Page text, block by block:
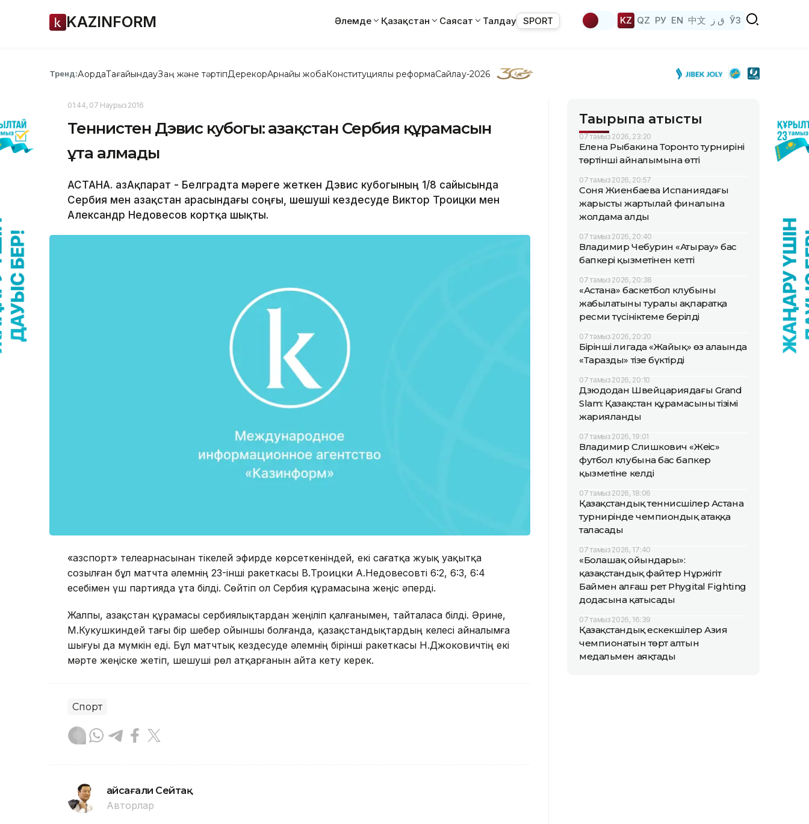
KAZINFORM Әлемде Қазақстан Саясат Талдау SPORT KZ QZ РУ EN 中文 ق ز ЎЗ
Тренд:АқордаТағайындауЗаң және тәртіпДерекқорАрнайы жобаКонституциялық реформаСайлау-2026
01:44, 07 Наурыз 2016
Теннистен Дэвис кубогы: Қазақстан Сербия құрамасын
ұта алмады
АСТАНА. ҚазАқпарат - Белградта мәреге жеткен Дэвис кубогының 1/8 сайысында
Сербия мен Қазақстан арасындағы соңғы, шешуші кездесуде Виктор Троицки мен
Александр Недовесов кортқа шықты.
«Қазспорт» телеарнасынан тікелей эфирде көрсеткеніндей, екі сағатқа жуық уақытқа
созылған бұл матчта әлемнің 23-інші ракеткасы В.Троицки А.Недовесовті 6:2, 6:3, 6:4
есебімен үш партияда ұта білді. Сөйтіп ол Сербия құрамасына жеңіс әперді.
Жалпы, Қазақстан құрамасы сербиялықтардан жеңіліп қалғанымен, тайталаса білді. Әрине,
М.Кукушкиндей тағы бір шебер ойыншы болғанда, қазақстандықтардың келесі айналымға
шығуы да мүмкін еді. Бұл матчтық кездесуде әлемнің бірінші ракеткасы Н.Джоковичтің екі
мәрте жеңіске жетіп, шешуші рөл атқарғанын айта кету керек.
Спорт
Ғайсағали Сейтақ
Авторлар
Тақырыпқа қатысты
07 тамыз 2026, 23:20
Елена Рыбакина Торонто турнирінің
төртінші айналымына өтті
07 тамыз 2026, 20:57
Соня Жиенбаева Испаниядағы
жарыстың жартылай финалына
жолдама алды
07 тамыз 2026, 20:40
Владимир Чебурин «Атырау» бас
бапкері қызметінен кетті
07 тамыз 2026, 20:38
«Астана» баскетбол клубының
жабылатыны туралы ақпаратқа
ресми түсініктеме берілді
07 тамыз 2026, 20:20
Бірінші лигада «Жайық» өз алаңында
«Таразды» тізе бүктірді
07 тамыз 2026, 20:10
Дзюдодан Швейцариядағы Grand
Slam: Қазақстан құрамасының тізімі
жарияланды
07 тамыз 2026, 19:01
Владимир Слишкович «Жеңіс»
футбол клубына бас бапкер
қызметіне келді
07 тамыз 2026, 18:06
Қазақстандық теннисшілер Астана
турнирінде чемпиондық атаққа
таласады
07 тамыз 2026, 17:40
«Болашақ ойындары»:
қазақстандық файтер Нұржігіт
Баймен алғаш рет Phygital Fighting
додасына қатысады
07 тамыз 2026, 16:39
Қазақстандық ескекшілер Азия
чемпионатын төрт алтын
медальмен аяқтады